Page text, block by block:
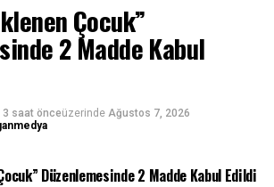
Çocuk”
2 Madde Kabul
3 saat önceüzerinde Ağustos 7, 2026
Düzenlemesinde 2 Madde Kabul Edildi